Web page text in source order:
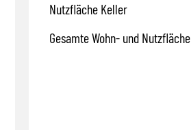
Nutzfläche Keller
Gesamte Wohn- und Nutzfläche